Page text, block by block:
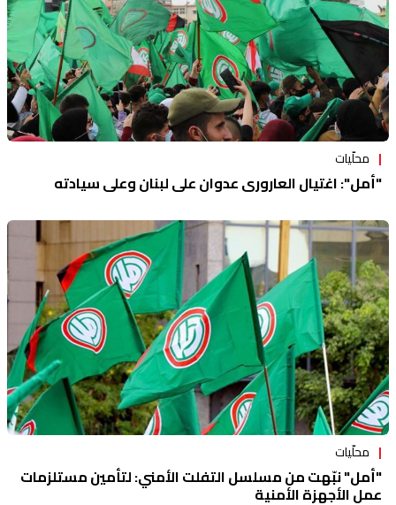
محلّيات
"أمل": اغتيال العاروري عدوان على لبنان وعلى سيادته
محلّيات
"أمل" نبّهت من مسلسل التفلت الأمني: لتأمين مستلزمات
عمل الأجهزة الأمنية